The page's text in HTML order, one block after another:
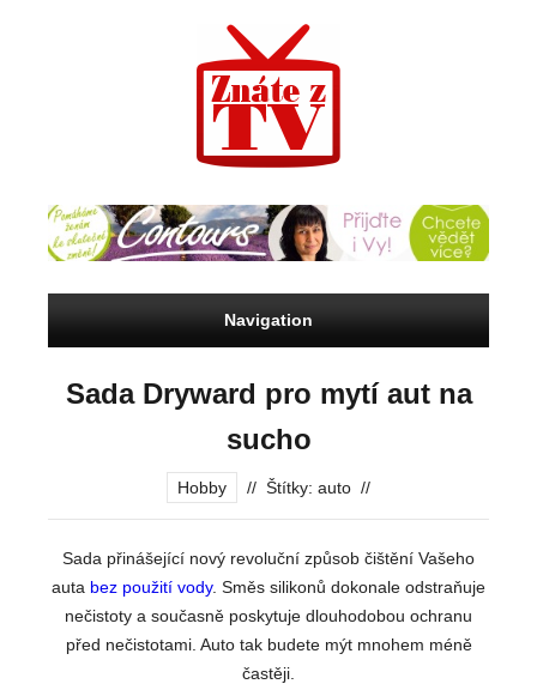
Navigation
Sada Dryward pro mytí aut na
sucho
Hobby // Štítky: auto //
Sada přinášející nový revoluční způsob čištění Vašeho
auta bez použití vody. Směs silikonů dokonale odstraňuje
nečistoty a současně poskytuje dlouhodobou ochranu
před nečistotami. Auto tak budete mýt mnohem méně
častěji.